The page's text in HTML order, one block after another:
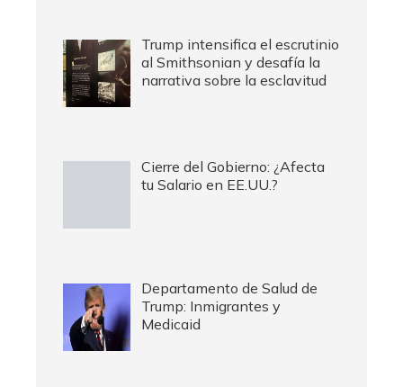
Trump intensifica el escrutinio
al Smithsonian y desafía la
narrativa sobre la esclavitud
Cierre del Gobierno: ¿Afecta
tu Salario en EE.UU.?
Departamento de Salud de
Trump: Inmigrantes y
Medicaid